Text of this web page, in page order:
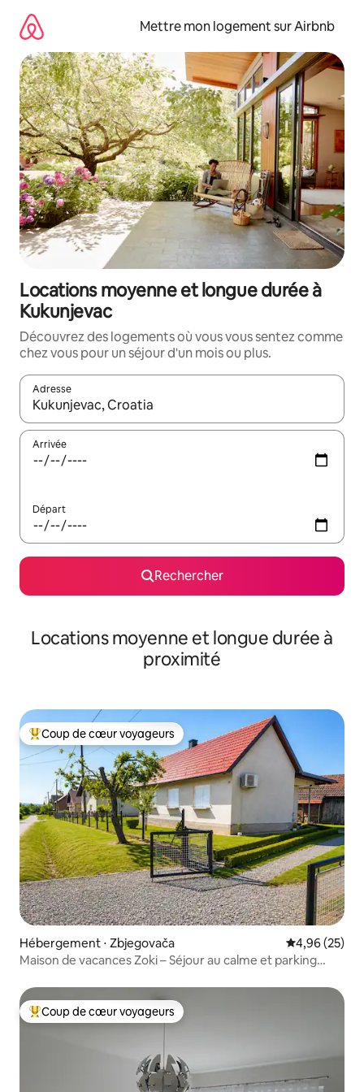
directement
contenu
Mettre mon logement sur Airbnb
Locations moyenne et longue durée à
Kukunjevac
Découvrez des logements où vous vous sentez comme
chez vous pour un séjour d'un mois ou plus.
Adresse
Lorsque les résultats s'affichent, utilisez les flèches vers le
Arrivée
Départ
Rechercher
Locations moyenne et longue durée à
proximité
Coups de cœur voyageurs les plus appréciés
Coup de cœur voyageurs
Hébergement ⋅ Zbjegovača Évaluation
4,96 (25)
Maison de vacances Zoki – Séjour au calme et parking
Coups de cœur voyageurs les plus appréciés
Coup de cœur voyageurs